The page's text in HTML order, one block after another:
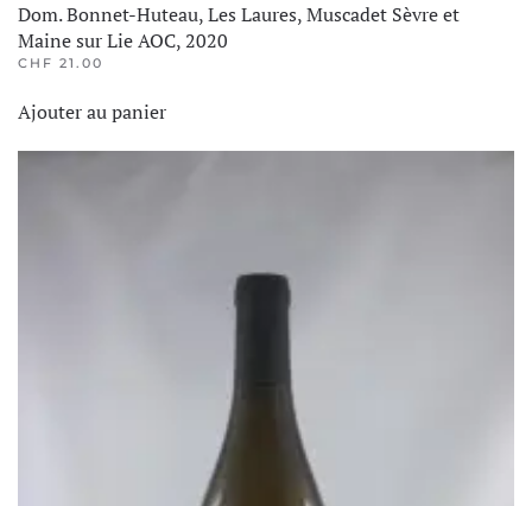
Dom. Bonnet-Huteau, Les Laures, Muscadet Sèvre et
Maine sur Lie AOC, 2020
CHF 21.00
Ajouter au panier